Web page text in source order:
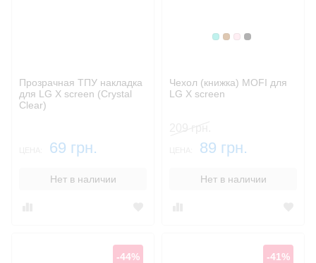
Прозрачная ТПУ накладка
для LG X screen (Crystal
Clear)
69 грн.
Нет в наличии
Бирюзовый
Коричневый
Розовый
Черный
Чехол (книжка) MOFI для
LG X screen
89 грн.
Нет в наличии
-44% -41%